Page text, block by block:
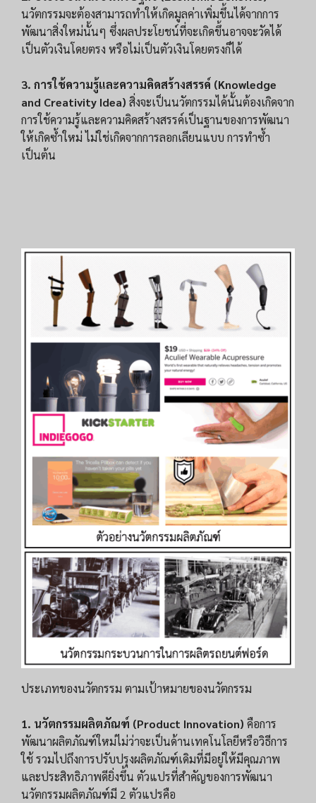
นวัตกรรมจะต้องสามารถทำให้เกิดมูลค่าเพิ่มขึ้นได้จากการ
พัฒนาสิ่งใหม่นั้นๆ ซึ่งผลประโยชน์ที่จะเกิดขึ้นอาจจะวัดได้
เป็นตัวเงินโดยตรง หรือไม่เป็นตัวเงินโดยตรงก็ได้
3. การใช้ความรู้และความคิดสร้างสรรค์ (Knowledge
and Creativity Idea) สิ่งจะเป็นนวัตกรรมได้นั้นต้องเกิดจาก
การใช้ความรู้และความคิดสร้างสรรค์เป็นฐานของการพัฒนา
ให้เกิดซ้ำใหม่ ไม่ใช่เกิดจากการลอกเลียนแบบ การทำซ้ำ
เป็นต้น
ประเภทของนวัตกรรม ตามเป้าหมายของนวัตกรรม
1. นวัตกรรมผลิตภัณฑ์ (Product Innovation) คือการ
พัฒนาผลิตภัณฑ์ใหม่ไม่ว่าจะเป็นด้านเทคโนโลยีหรือวิธีการ
ใช้ รวมไปถึงการปรับปรุงผลิตภัณฑ์เดิมที่มีอยู่ให้มีคุณภาพ
และประสิทธิภาพดียิ่งขึ้น ตัวแปรที่สำคัญของการพัฒนา
นวัตกรรมผลิตภัณฑ์มี 2 ตัวแปรคือ